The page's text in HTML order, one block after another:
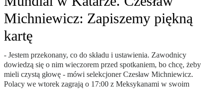
Michniewicz: Zapiszemy piękną
kartę
- Jestem przekonany, co do składu i ustawienia. Zawodnicy
dowiedzą się o nim wieczorem przed spotkaniem, bo chcę, żeby
mieli czystą głowę - mówi selekcjoner Czesław Michniewicz.
Polacy we wtorek zagrają o 17:00 z Meksykanami w swoim